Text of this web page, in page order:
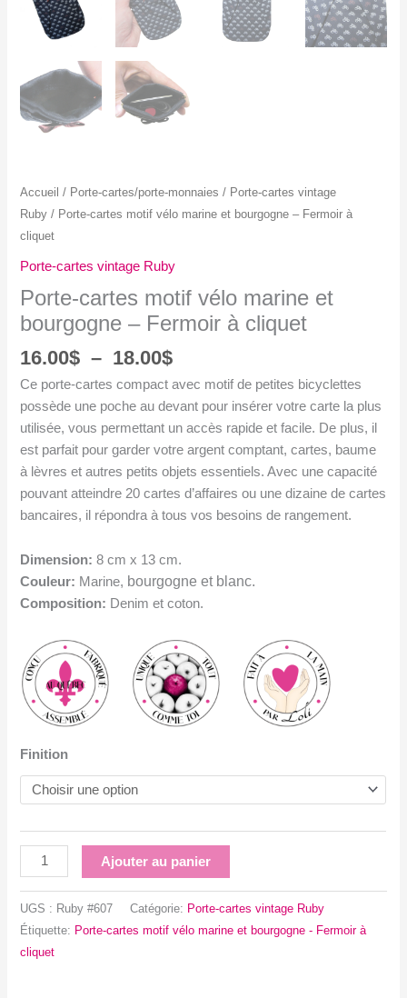
Accueil / Porte-cartes/porte-monnaies / Porte-cartes vintage
Ruby / Porte-cartes motif vélo marine et bourgogne – Fermoir à
cliquet
Porte-cartes vintage Ruby
Porte-cartes motif vélo marine et
bourgogne – Fermoir à cliquet
16.00$ – 18.00$Plage
de
prix :
16.00$
à
18.00$
Ce porte-cartes compact avec motif de petites bicyclettes
possède une poche au devant pour insérer votre carte la plus
utilisée, vous permettant un accès rapide et facile. De plus, il
est parfait pour garder votre argent comptant, cartes, baume
à lèvres et autres petits objets essentiels. Avec une capacité
pouvant atteindre 20 cartes d’affaires ou une dizaine de cartes
bancaires, il répondra à tous vos besoins de rangement.
Dimension: 8 cm x 13 cm.
Couleur: Marine, bourgogne et blanc.
Composition: Denim et coton.
Finition
quantité
de
cartes
Ajouter au panier
UGS : Ruby #607 Catégorie: Porte-cartes vintage Ruby
Étiquette: Porte-cartes motif vélo marine et bourgogne - Fermoir à
cliquet